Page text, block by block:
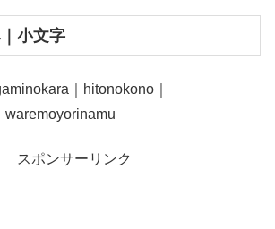
小文字
｜hitonokono｜
waremoyorinamu
スポンサーリンク